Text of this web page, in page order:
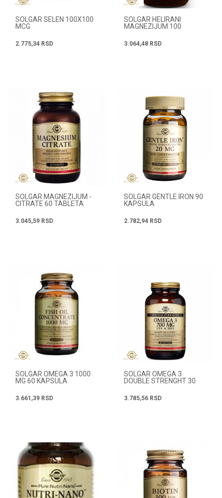
SOLGAR SELEN 100X100
MCG
2.775,34 RSD
SOLGAR HELIRANI
MAGNEZIJUM 100
3.064,48 RSD
SOLGAR MAGNEZIJUM -
CITRATE 60 TABLETA
3.045,59 RSD
SOLGAR GENTLE IRON 90
KAPSULA
2.782,94 RSD
SOLGAR OMEGA 3 1000
MG 60 KAPSULA
3.661,39 RSD
SOLGAR OMEGA 3
DOUBLE STRENGHT 30
3.785,56 RSD